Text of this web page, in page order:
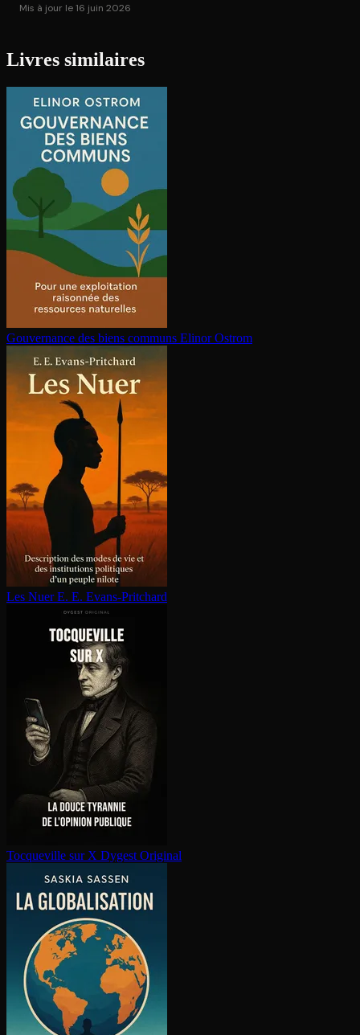
Mis à jour le 16 juin 2026
Livres similaires
Gouvernance des biens communs Elinor Ostrom
Les Nuer E. E. Evans-Pritchard
Tocqueville sur X Dygest Original